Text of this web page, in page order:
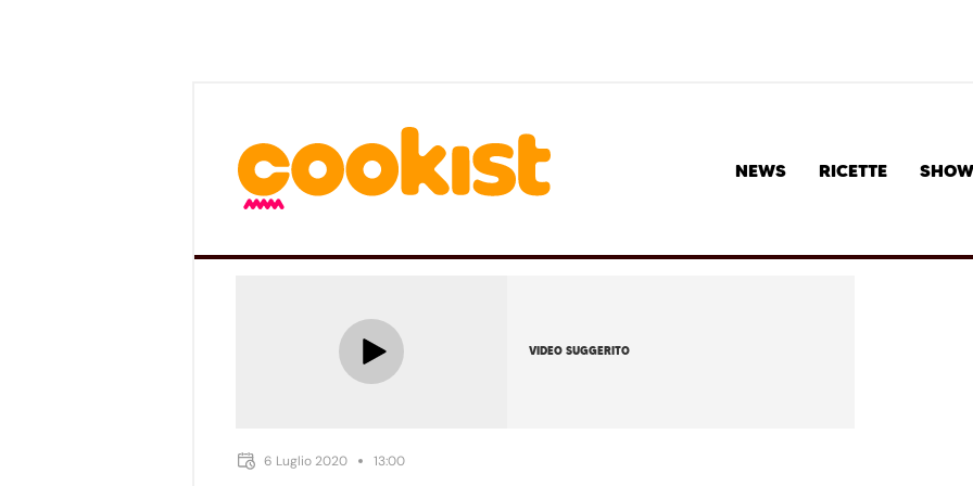
NEWS RICETTE SHOW
VIDEO SUGGERITO
6 Luglio 2020 13:00